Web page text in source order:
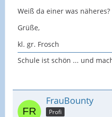
Weiß da einer was näheres?
Grüße,
kl. gr. Frosch
Schule ist schön ... und
FrauBounty
Profi